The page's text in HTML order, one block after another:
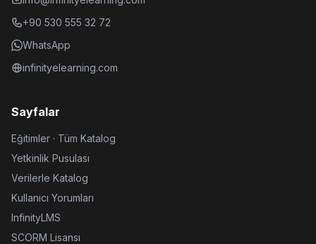
+90 530 555 32 72
WhatsApp
infinityelearning.com
Sayfalar
Eğitimler · Tüm Katalog
Yetkinlik Pusulası
Verilerle Katalog
Kullanıcı Yorumları
InfinityLMS
SCORM Lisansı